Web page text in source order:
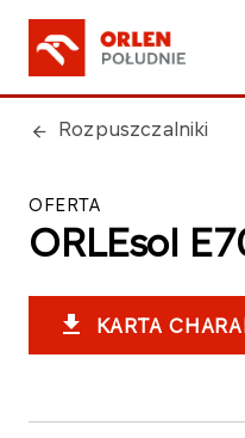
Rozpuszczalniki
OFERTA
ORLEsol
KARTA